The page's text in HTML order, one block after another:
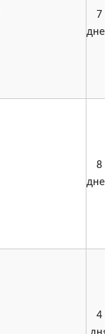
7
дней
8
дней
4